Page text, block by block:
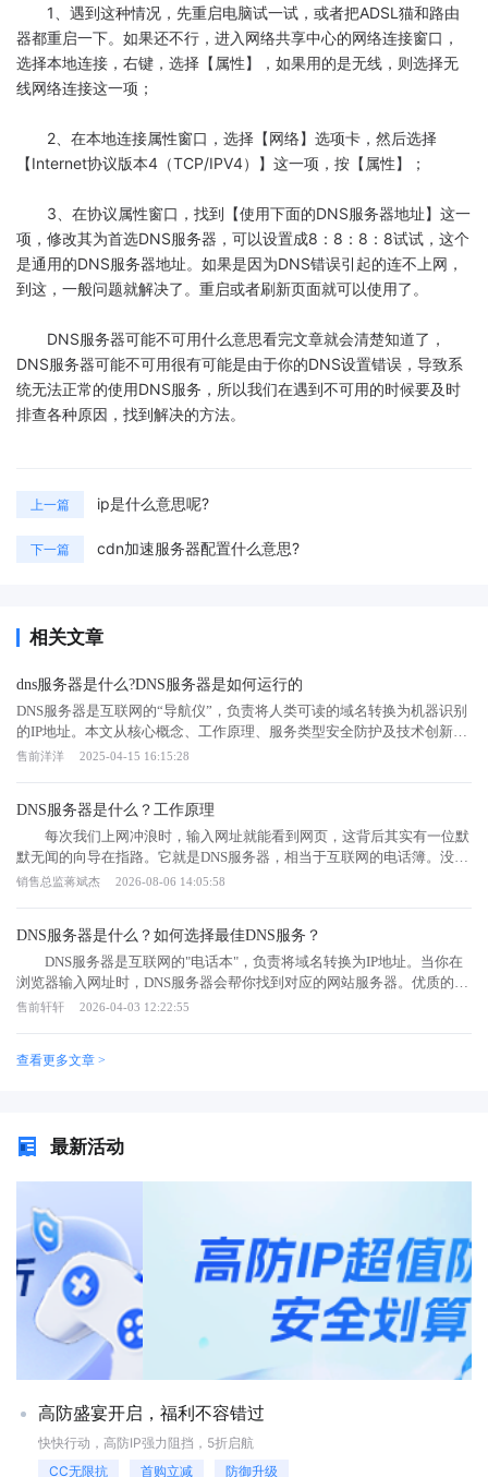
1、遇到这种情况，先重启电脑试一试，或者把ADSL猫和路由
器都重启一下。如果还不行，进入网络共享中心的网络连接窗口，
选择本地连接，右键，选择【属性】，如果用的是无线，则选择无
线网络连接这一项；
2、在本地连接属性窗口，选择【网络】选项卡，然后选择
【Internet协议版本4（TCP/IPV4）】这一项，按【属性】；
3、在协议属性窗口，找到【使用下面的DNS服务器地址】这一
项，修改其为首选DNS服务器，可以设置成8：8：8：8试试，这个
是通用的DNS服务器地址。如果是因为DNS错误引起的连不上网，
到这，一般问题就解决了。重启或者刷新页面就可以使用了。
DNS服务器可能不可用什么意思看完文章就会清楚知道了，
DNS服务器可能不可用很有可能是由于你的DNS设置错误，导致系
统无法正常的使用DNS服务，所以我们在遇到不可用的时候要及时
排查各种原因，找到解决的方法。
上一篇 ip是什么意思呢?
下一篇 cdn加速服务器配置什么意思?
相关文章
dns服务器是什么?DNS服务器是如何运行的
DNS服务器是互联网的“导航仪”，负责将人类可读的域名转换为机器识别
的IP地址。本文从核心概念、工作原理、服务类型安全防护及技术创新五
个维度，深度解析DNS服务器的运行机制，您将了解递归查询与迭代查询
网站访问速度，更能有效抵御网络钓鱼等安全威胁。一、核心定义是指存
储域名与IP地址映射关系的分布式数据库。系统通过层级查询（根域→顶
级域→权威域）定位到对应的服务器IP，该过程平均耗时仅50-200毫秒。
全球DNS体系采用树状结构管理，包含13组根服务器镜像、数百个顶级域
果。2. 迭代查询‌：本地DNS直接联系根服务器，按层级获取指引，最终从
权威服务器取得精确解析。企业级DNS常采用此模式降低延迟。3. 缓存机
制‌：TTL（生存时间）值决定解析结果存储时长，阿里云公共DNS通过智
能缓存预取技术，将热门域名命中率提升至98%。三、服务类型1.递归‌类
权、延迟路由等高级策略。3.公共‌类型xi‌：Google 8.8.8.8通过EDNS Client
DNSSEC‌：数字签名验证解析真实性，.gov域名已强制部署。2. 过滤系
DoH（DNS over HTTPS）和DoT（DNS over TLS）防止监听，Firefox浏览
器默认启用DoH。4. 威胁情报‌：IBM X-Force Exchange实时更新1300万条
恶意域名特征库。随着5G和物联网设备激增，全球DNS日查询量预计
2025年突破10万亿次。未来DNS将深度整合AI流量调度、区块链防篡改等
创新技术，而量子安全DNS标准的制定更将成为保障数字社会稳定的关键
防线。理解DNS运行原理，就是掌握互联网时代的基础生存技能。
售前洋洋 2025-04-15 16:15:28
DNS服务器是什么？工作原理
每次我们上网冲浪时，输入网址就能看到网页，这背后其实有一位默
默无闻的向导在指路。它就是DNS服务器，相当于互联网的电话簿。没有
它，我们只能记住一串串枯燥的数字IP地址。今天咱们就来聊聊这个幕后
翻译官。当我们在浏览器里输入域名时，它并不认识这些字母，只认得IP
地址。这时候，DNS就会把域名翻译成电脑能懂的IP地址，这样数据才能
准确送达目的地。 这个过程其实挺有意思的，就像查字典一样层层递
进。你的电脑先问本地DNS服务器，如果有记录就直接告诉你。如果没
我们接触最多的就是运营商提供的DNS，也就是宽带自动分配的那个。不
避免被恶意劫持，提升不少上网体验。 DNS服务器故障怎么办？
DNS。 如果你是企业用户，想要搭建稳定的网络服务，选择一台靠谱
的服务器至关重要。比如弹性云服务器就能提供灵活稳定的计算资源，保
障你的DNS服务不轻易掉链子。弹性云服务器是一种基于云计算技术的虚
拟化服务器产品，具备高可用性、弹性伸缩和按需付费的特点。用户可以
根据业务需求随时调整配置，无需购买昂贵的物理硬件，非常适合部署
DNS解析、Web应用及各类企业服务，能够有效降低IT成本并提升运维效
率。 平时我们也可以通过命令行工具来刷新DNS缓存，或者检查路由
器的设置。定期维护这些网络基础服务，能避免很多莫名其妙的网络故
障，让上网更加顺畅。 搞懂DNS服务器，对理解互联网运行机制非常
是日常上网还是搭建网站，选对DNS服务都能让网络体验更上一层楼。希
望这些分享能让你对这位“隐形向导”有更深的认识。
销售总监蒋斌杰 2026-08-06 14:05:58
DNS服务器是什么？如何选择最佳DNS服务？
DNS服务器是互联网的"电话本"，负责将域名转换为IP地址。当你在
浏览器输入网址时，DNS服务器会帮你找到对应的网站服务器。优质的
DNS服务能提升访问速度，增强安全性，还能过滤恶意网站。 为什么
著减少等待时间。有些公共DNS服务如Google DNS和Cloudflare DNS在全
分DNS服务还提供恶意网站拦截功能，保护用户远离钓鱼和病毒威
哪种方式，定期检查DNS设置都很重要，避免被恶意篡改导致隐私泄露或
网络钓鱼风险。
售前轩轩 2026-04-03 12:22:55
查看更多文章 >
最新活动
高防盛宴开启，福利不容错过
快快行动，高防IP强力阻挡，5折启航
CC无限抗
首购立减 防御升级